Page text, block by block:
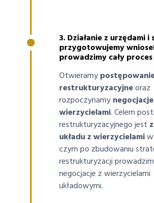
3. Działanie z urzędami i
przygotowujemy
prowadzimy cały proces
Otwieramy
restrukturyzacyjneoraz
rozpoczynamy
wierzycielami. Celem
restrukturyzacyjnego jest
układu z wierzycielami
czym po zbudowaniu
restrukturyzacji
negocjacje z wierzycielami
układowymi.